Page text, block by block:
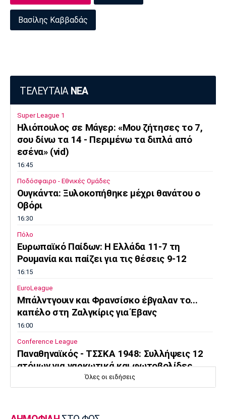
Βασίλης Καββαδάς
ΤΕΛΕΥΤΑΙΑ ΝΕΑ
Super League 1
Ηλιόπουλος σε Μάγερ: «Μου ζήτησες το 7,
σου δίνω τα 14 - Περιμένω τα διπλά από
εσένα» (vid)
16:45
Ποδόσφαιρο - Εθνικές Ομάδες
Ουγκάντα: Ξυλοκοπήθηκε μέχρι θανάτου ο
Οβόρι
16:30
Πόλο
Ευρωπαϊκό Παίδων: Η Ελλάδα 11-7 τη
Ρουμανία και παίζει για τις θέσεις 9-12
16:15
EuroLeague
Μπάλντγουιν και Φρανσίσκο έβγαλαν το...
καπέλο στη Ζαλγκίρις για Έβανς
16:00
Conference League
Παναθηναϊκός - ΤΣΣΚΑ 1948: Συλλήψεις 12
ατόμων για ναρκωτικά και φωτοβολίδες
Όλες οι ειδήσεις